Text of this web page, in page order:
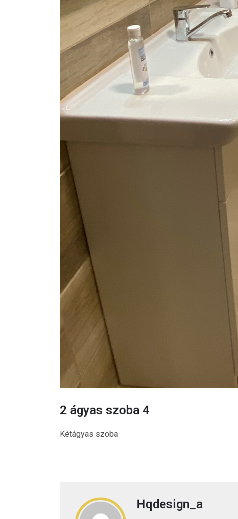
2 ágyas szoba 4
Kétágyas szoba
Hqdesign_a